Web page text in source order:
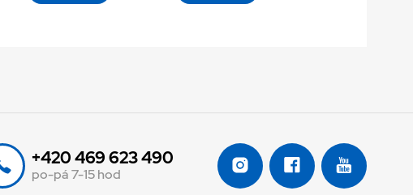
+420 469 623 490
po-pá 7-15 hod